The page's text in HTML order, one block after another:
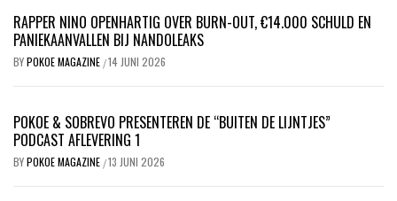
RAPPER NINO OPENHARTIG OVER BURN-OUT, €14.000 SCHULD EN
PANIEKAANVALLEN BIJ NANDOLEAKS
BYPOKOE MAGAZINE /14 JUNI 2026
POKOE & SOBREVO PRESENTEREN DE “BUITEN DE LIJNTJES”
PODCAST AFLEVERING 1
BYPOKOE MAGAZINE /13 JUNI 2026